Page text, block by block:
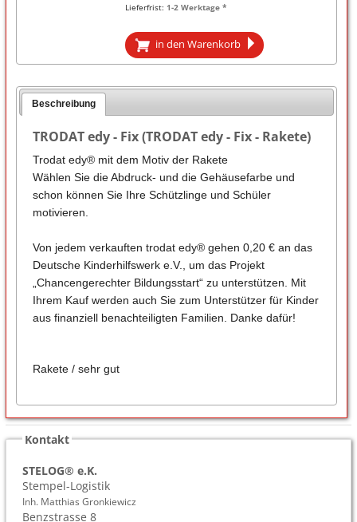
Lieferfrist: 1-2 Werktage *
in den Warenkorb
Beschreibung
TRODAT edy - Fix (TRODAT edy - Fix - Rakete)
Trodat edy® mit dem Motiv der Rakete
Wählen Sie die Abdruck- und die Gehäusefarbe und
schon können Sie Ihre Schützlinge und Schüler
motivieren.
Von jedem verkauften trodat edy® gehen 0,20 € an das
Deutsche Kinderhilfswerk e.V., um das Projekt
„Chancengerechter Bildungsstart“ zu unterstützen. Mit
Ihrem Kauf werden auch Sie zum Unterstützer für Kinder
aus finanziell benachteiligten Familien. Danke dafür!
Rakete / sehr gut
Kontakt
STELOG® e.K.
Stempel-Logistik
Inh. Matthias Gronkiewicz
Benzstrasse 8